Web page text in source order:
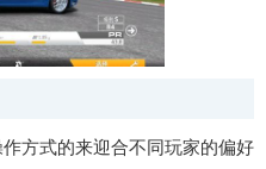
方式的来迎合不同玩家的偏好